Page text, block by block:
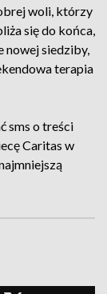
woli, którzy
się do końca,
nowej siedziby,
terapia
sms o treści
Caritas w